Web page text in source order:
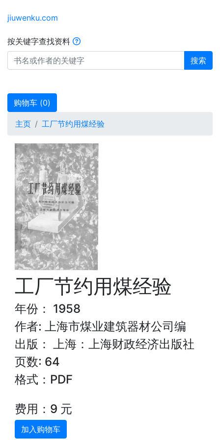
jiuwenku.com
按关键字查找资料
搜索
购物车 (0)
主页 工厂节约用煤经验
工厂节约用煤经验
年份： 1958
作者: 上海市煤业建筑器材公司编
出版： 上海：上海财政经济出版社
页数: 64
格式：PDF
费用：9 元
加入购物车